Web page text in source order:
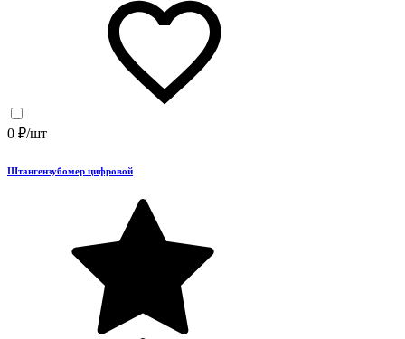
0 ₽/шт
Штангензубомер цифровой